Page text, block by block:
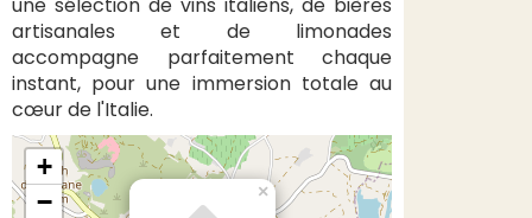
artisanales et de limonades
accompagne parfaitement chaque
instant, pour une immersion totale au
cœur de l'Italie.
×
+
−